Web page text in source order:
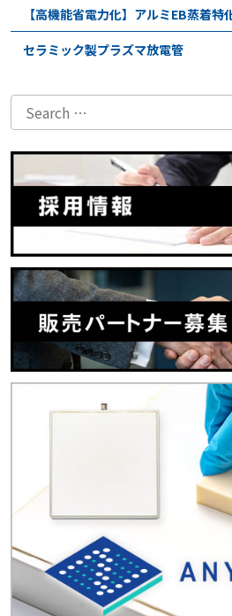
【高機能省電力化】アルミEB蒸着特
セラミック製プラズマ放電管